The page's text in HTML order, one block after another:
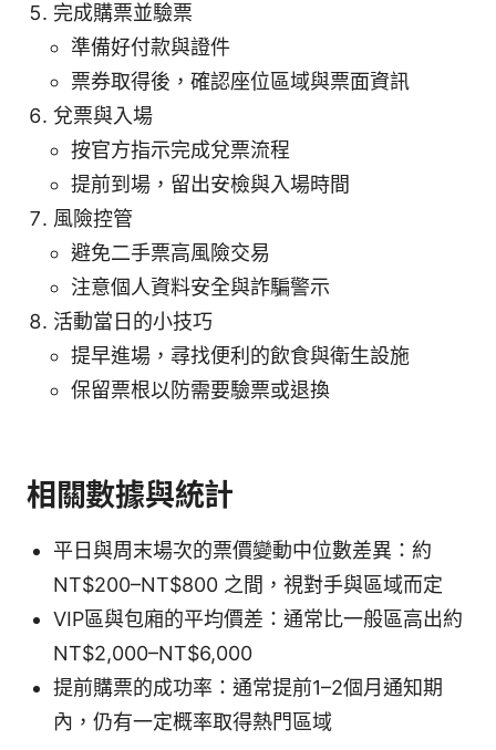
完成購票並驗票
準備好付款與證件
票券取得後，確認座位區域與票面資訊
兌票與入場
按官方指示完成兌票流程
提前到場，留出安檢與入場時間
風險控管
避免二手票高風險交易
注意個人資料安全與詐騙警示
活動當日的小技巧
提早進場，尋找便利的飲食與衛生設施
保留票根以防需要驗票或退換
相關數據與統計
平日與周末場次的票價變動中位數差異：約
NT$200–NT$800 之間，視對手與區域而定
VIP區與包廂的平均價差：通常比一般區高出約
NT$2,000–NT$6,000
提前購票的成功率：通常提前1–2個月通知期
內，仍有一定概率取得熱門區域